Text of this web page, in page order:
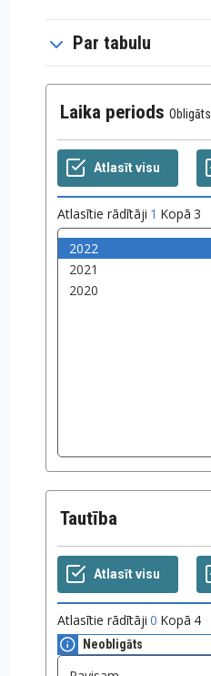
Par tabulu
Laika periods Obligāts
Atlasītie rādītāji 1 Kopā 3
Tautība
Atlasītie rādītāji 0 Kopā 4
Neobligāts